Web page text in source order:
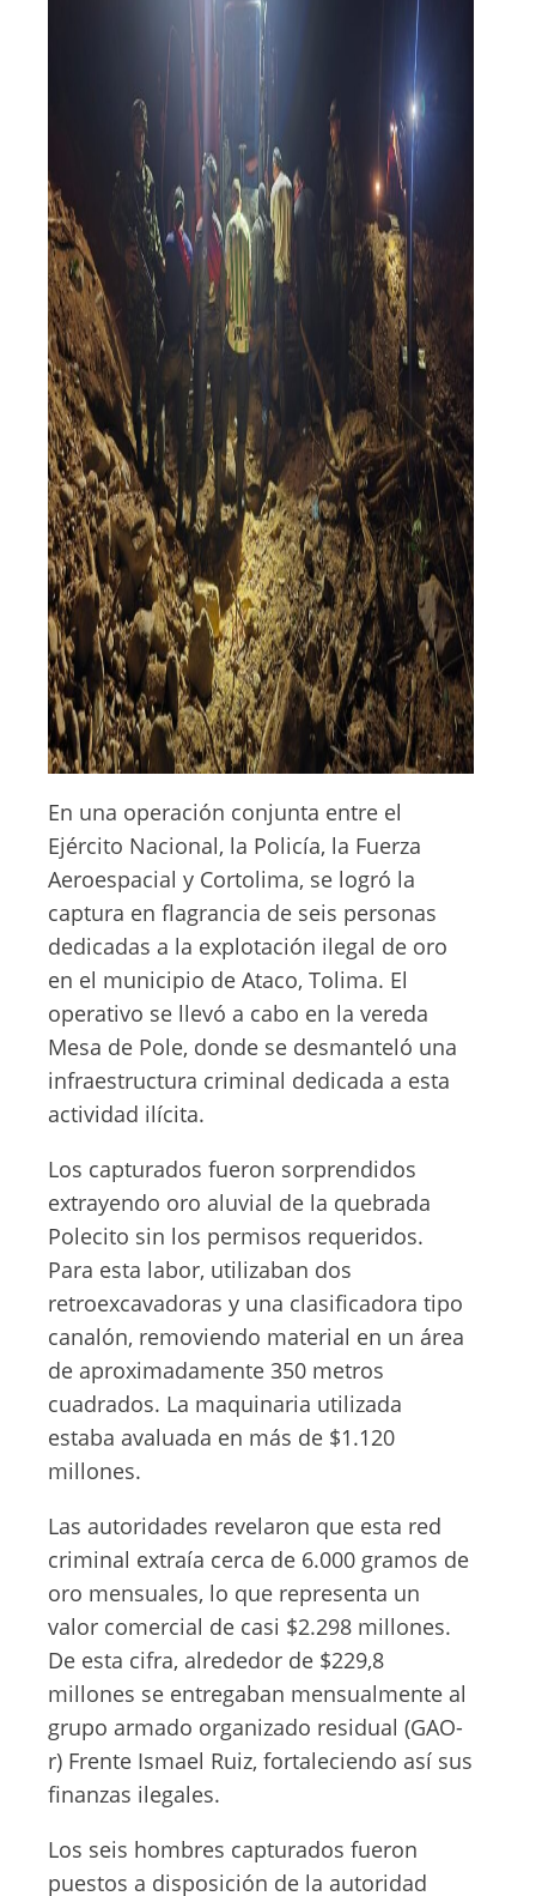
En una operación conjunta entre el
Ejército Nacional, la Policía, la Fuerza
Aeroespacial y Cortolima, se logró la
captura en flagrancia de seis personas
dedicadas a la explotación ilegal de oro
en el municipio de Ataco, Tolima. El
operativo se llevó a cabo en la vereda
Mesa de Pole, donde se desmanteló una
infraestructura criminal dedicada a esta
actividad ilícita.
Los capturados fueron sorprendidos
extrayendo oro aluvial de la quebrada
Polecito sin los permisos requeridos.
Para esta labor, utilizaban dos
retroexcavadoras y una clasificadora tipo
canalón, removiendo material en un área
de aproximadamente 350 metros
cuadrados. La maquinaria utilizada
estaba avaluada en más de $1.120
millones.
Las autoridades revelaron que esta red
criminal extraía cerca de 6.000 gramos de
oro mensuales, lo que representa un
valor comercial de casi $2.298 millones.
De esta cifra, alrededor de $229,8
millones se entregaban mensualmente al
grupo armado organizado residual (GAO-
r) Frente Ismael Ruiz, fortaleciendo así sus
finanzas ilegales.
Los seis hombres capturados fueron
puestos a disposición de la autoridad